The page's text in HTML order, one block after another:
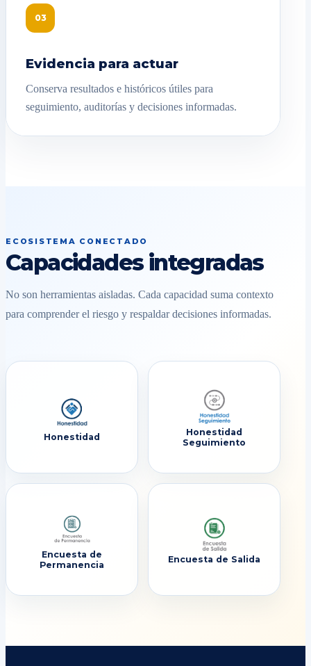
03
Evidencia para actuar
Conserva resultados e históricos útiles para
seguimiento, auditorías y decisiones informadas.
ECOSISTEMA CONECTADO
Capacidades integradas
No son herramientas aisladas. Cada capacidad suma contexto
para comprender el riesgo y respaldar decisiones informadas.
Honestidad
Honestidad
Seguimiento
Encuesta de
Permanencia
Encuesta de Salida